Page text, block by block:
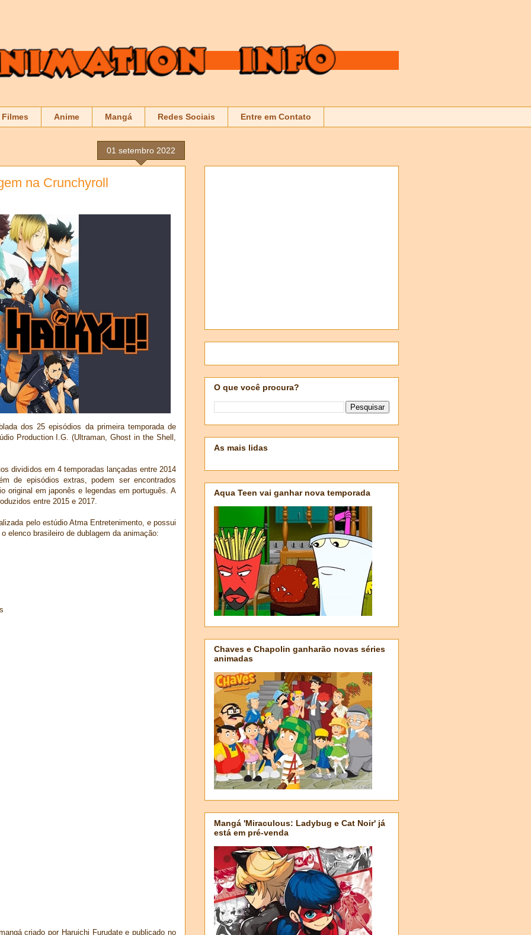
Filmes Anime Mangá Redes Sociais Entre em Contato
01 setembro 2022
na Crunchyroll
dos 25 episódios da primeira temporada de
Production I.G. (Ultraman, Ghost in the Shell,
divididos em 4 temporadas lançadas entre 2014
de episódios extras, podem ser encontrados
original em japonês e legendas em português. A
entre 2015 e 2017.
pelo estúdio Atma Entretenimento, e possui
elenco brasileiro de dublagem da animação:
criado por Haruichi Furudate e publicado no
O que você procura?
As mais lidas
Aqua Teen vai ganhar nova temporada
Chaves e Chapolin ganharão novas séries
animadas
Mangá 'Miraculous: Ladybug e Cat Noir' já
está em pré-venda